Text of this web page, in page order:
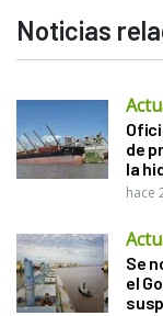
Noticias
de
la
hace
Se
el